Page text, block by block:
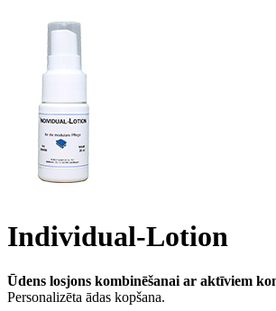
Individual-Lotion
Ūdens losjons kombinēšanai ar aktīviem
Personalizēta ādas kopšana.